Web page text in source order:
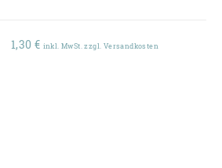
1,30 € inkl. MwSt. zzgl. Versandkosten